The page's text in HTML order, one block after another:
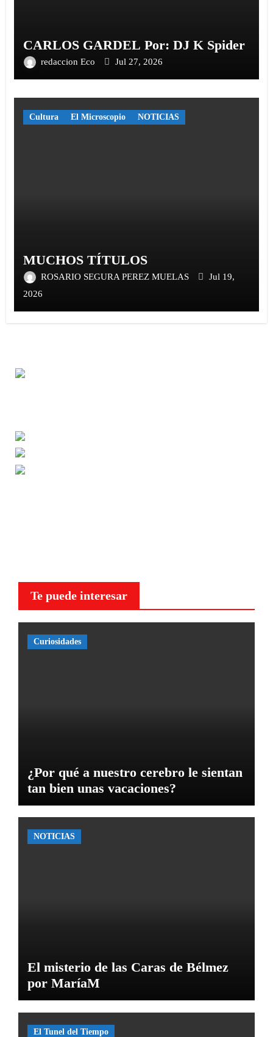
CARLOS GARDEL Por: DJ K Spider
redaccion Eco Jul 27, 2026
Cultura El Microscopio NOTICIAS
MUCHOS TÍTULOS
ROSARIO SEGURA PEREZ MUELAS
Jul 19,
2026
Te puede interesar
Curiosidades
¿Por qué a nuestro cerebro le sientan
tan bien unas vacaciones?
NOTICIAS
El misterio de las Caras de Bélmez
por MaríaM
El Tunel del Tiempo